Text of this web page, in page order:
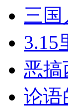
三
3.15
恶搞
论语